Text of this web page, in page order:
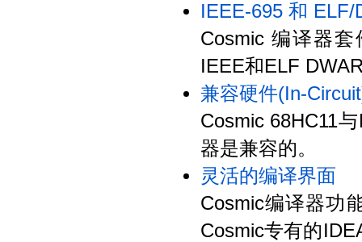
IEEE-695 和
Cosmic 编译器
IEEE和ELF
兼容硬件(In-
Cosmic 68HC11
器是兼容的。
灵活的编译界面
Cosmic编译器功
Cosmic专有的